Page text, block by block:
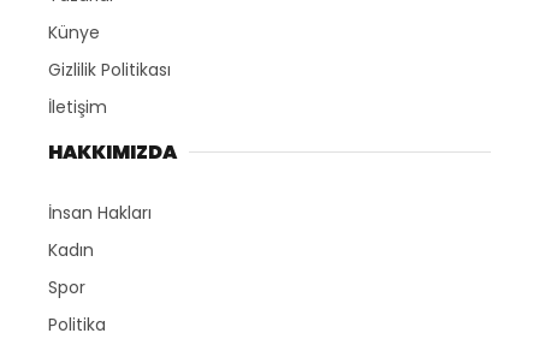
Künye
Gizlilik Politikası
İletişim
HAKKIMIZDA
İnsan Hakları
Kadın
Spor
Politika